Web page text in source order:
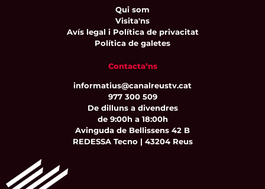
Qui som
Visita'ns
Avís legal i Política de privacitat
Política de galetes
Contacta’ns
informatius@canalreustv.cat
977 300 509
De dilluns a divendres
de 9:00h a 18:00h
Avinguda de Bellissens 42 B
REDESSA Tecno | 43204 Reus